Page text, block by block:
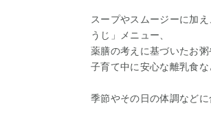
スープやスムージーに加
うじ」メニュー、
薬膳の考えに基づいたお粥
子育て中に安心な離乳食
季節やその日の体調などに